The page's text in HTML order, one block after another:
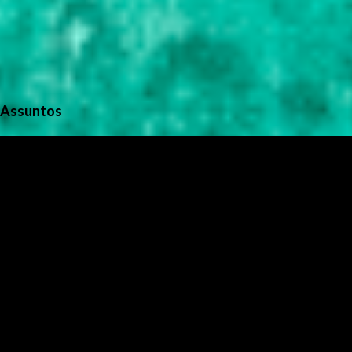
Assuntos